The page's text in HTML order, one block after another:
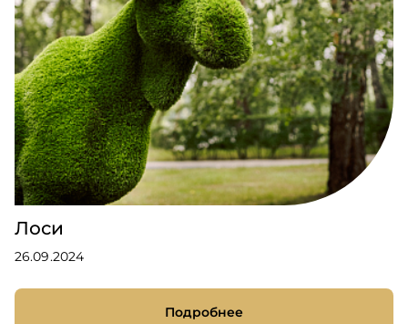
Лоси
26.09.2024
Подробнее